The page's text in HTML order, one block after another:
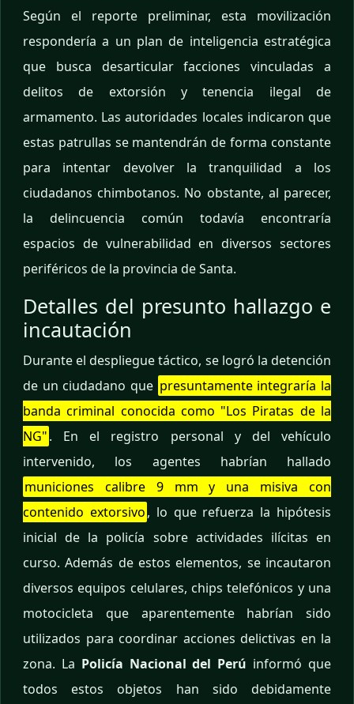
Según el reporte preliminar, esta movilización
respondería a un plan de inteligencia estratégica
que busca desarticular facciones vinculadas a
delitos de extorsión y tenencia ilegal de
armamento. Las autoridades locales indicaron que
estas patrullas se mantendrán de forma constante
para intentar devolver la tranquilidad a los
ciudadanos chimbotanos. No obstante, al parecer,
la delincuencia común todavía encontraría
espacios de vulnerabilidad en diversos sectores
periféricos de la provincia de Santa.
Detalles del presunto hallazgo e
incautación
Durante el despliegue táctico, se logró la detención
de un ciudadano que presuntamente integraría la
banda criminal conocida como "Los Piratas de la
NG". En el registro personal y del vehículo
intervenido, los agentes habrían hallado
municiones calibre 9 mm y una misiva con
contenido extorsivo, lo que refuerza la hipótesis
inicial de la policía sobre actividades ilícitas en
curso. Además de estos elementos, se incautaron
diversos equipos celulares, chips telefónicos y una
motocicleta que aparentemente habrían sido
utilizados para coordinar acciones delictivas en la
zona. La Policía Nacional del Perú informó que
todos estos objetos han sido debidamente